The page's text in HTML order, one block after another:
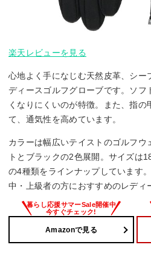
楽天レビューを見る
心地よく手になじむ天然皮革、シー
ディースゴルフグローブです。ソフ
くなりにくいのが特徴。また、指
て、通気性を高めています。
カラーは幅広いテイストのゴルフウ
トとブラックの2色展開。サイズは
の4種類をラインナップしています
中・上級者の方におすすめのレディ
Amazonで見る